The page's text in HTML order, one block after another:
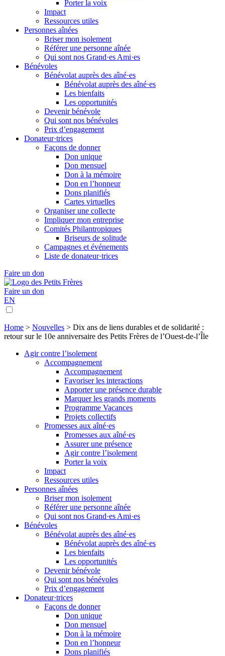
Porter la voix
Impact
Ressources utiles
Personnes aînées
Briser mon isolement
Référer une personne aînée
Qui sont nos Grand·es Ami·es
Bénévoles
Bénévolat auprès des aîné·es
Bénévolat auprès des aîné·es
Les bienfaits
Les opportunités
Devenir bénévole
Qui sont nos bénévoles
Prix d’engagement
Donateur·trices
Façons de donner
Don unique
Don mensuel
Don à la mémoire
Don en l’honneur
Dons planifiés
Cartes virtuelles
Organiser une collecte
Impliquer mon entreprise
Comités Philantropiques
Briseurs de solitude
Campagnes et événements
Liste de donateur·trices
Faire un don
Faire un don
EN
Home > Nouvelles > Dix ans de liens durables et de solidarité :
retour sur le 10e anniversaire des Petits Frères de l’Ouest-de-l’Île
Agir contre l’isolement
Accompagnement
Accompagnement
Favoriser les interactions
Apporter une présence durable
Marquer les grands moments
Programme Vacances
Projets collectifs
Promesses aux aîné·es
Promesses aux aîné·es
Assurer une présence
Agir contre l’isolement
Porter la voix
Impact
Ressources utiles
Personnes aînées
Briser mon isolement
Référer une personne aînée
Qui sont nos Grand·es Ami·es
Bénévoles
Bénévolat auprès des aîné·es
Bénévolat auprès des aîné·es
Les bienfaits
Les opportunités
Devenir bénévole
Qui sont nos bénévoles
Prix d’engagement
Donateur·trices
Façons de donner
Don unique
Don mensuel
Don à la mémoire
Don en l’honneur
Dons planifiés